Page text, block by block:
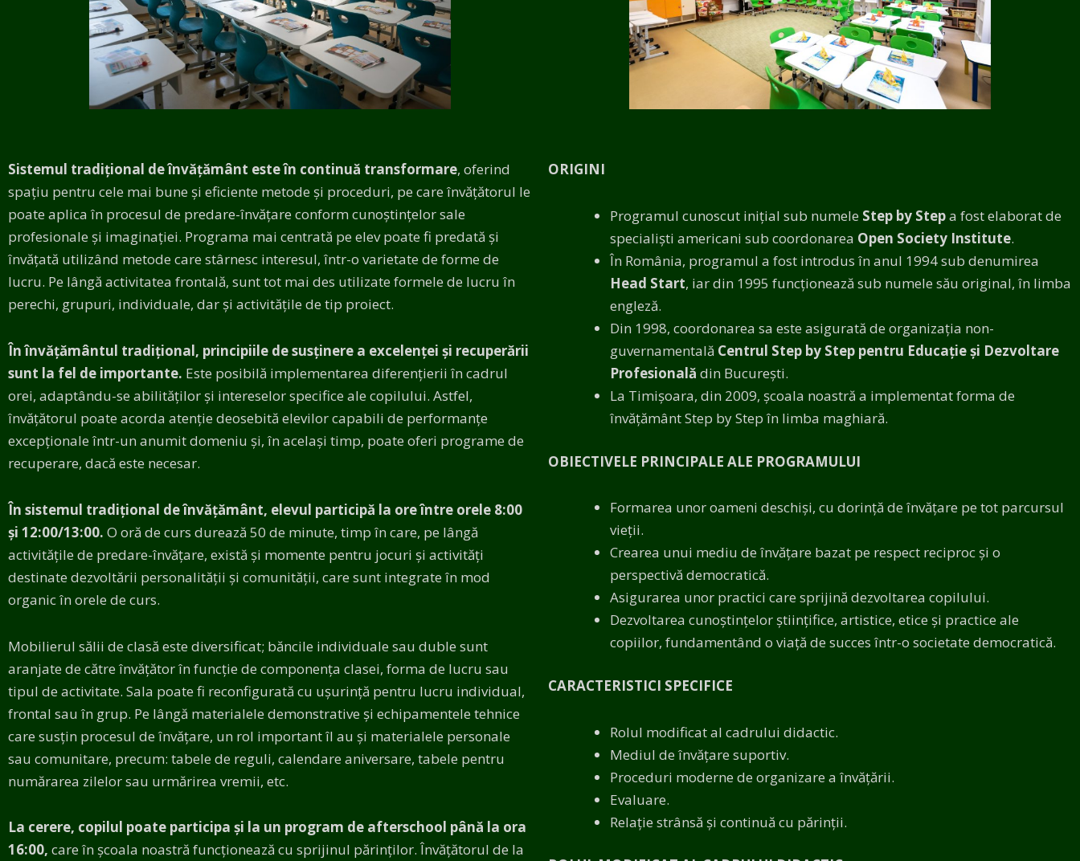
Sistemul tradițional de învățământ este în continuă transformare, oferind
spațiu pentru cele mai bune și eficiente metode și proceduri, pe care învățătorul le
poate aplica în procesul de predare-învățare conform cunoștințelor sale
profesionale și imaginației. Programa mai centrată pe elev poate fi predată și
învățată utilizând metode care stârnesc interesul, într-o varietate de forme de
lucru. Pe lângă activitatea frontală, sunt tot mai des utilizate formele de lucru în
perechi, grupuri, individuale, dar și activitățile de tip proiect.
În învățământul tradițional, principiile de susținere a excelenței și recuperării
sunt la fel de importante. Este posibilă implementarea diferențierii în cadrul
orei, adaptându-se abilităților și intereselor specifice ale copilului. Astfel,
învățătorul poate acorda atenție deosebită elevilor capabili de performanțe
excepționale într-un anumit domeniu și, în același timp, poate oferi programe de
recuperare, dacă este necesar.
În sistemul tradițional de învățământ, elevul participă la ore între orele 8:00
și 12:00/13:00. O oră de curs durează 50 de minute, timp în care, pe lângă
activitățile de predare-învățare, există și momente pentru jocuri și activități
destinate dezvoltării personalității și comunității, care sunt integrate în mod
organic în orele de curs.
Mobilierul sălii de clasă este diversificat; băncile individuale sau duble sunt
aranjate de către învățător în funcție de componența clasei, forma de lucru sau
tipul de activitate. Sala poate fi reconfigurată cu ușurință pentru lucru individual,
frontal sau în grup. Pe lângă materialele demonstrative și echipamentele tehnice
care susțin procesul de învățare, un rol important îl au și materialele personale
sau comunitare, precum: tabele de reguli, calendare aniversare, tabele pentru
numărarea zilelor sau urmărirea vremii, etc.
La cerere, copilul poate participa și la un program de afterschool până la ora
16:00, care în școala noastră funcționează cu sprijinul părinților. Învățătorul de la
ORIGINI
Programul cunoscut inițial sub numele Step by Stepa fost elaborat de
specialiști americani sub coordonarea Open Society Institute.
În România, programul a fost introdus în anul 1994 sub denumirea
Head Start, iar din 1995 funcționează sub numele său original, în limba
engleză.
Din 1998, coordonarea sa este asigurată de organizația non-
guvernamentală Centrul Step by Step pentru Educație și Dezvoltare
Profesională din București.
La Timișoara, din 2009, școala noastră a implementat forma de
învățământ Step by Step în limba maghiară.
OBIECTIVELE PRINCIPALE ALE PROGRAMULUI
Formarea unor oameni deschiși, cu dorință de învățare pe tot parcursul
vieții.
Crearea unui mediu de învățare bazat pe respect reciproc și o
perspectivă democratică.
Asigurarea unor practici care sprijină dezvoltarea copilului.
Dezvoltarea cunoștințelor științifice, artistice, etice și practice ale
copiilor, fundamentând o viață de succes într-o societate democratică.
CARACTERISTICI SPECIFICE
Rolul modificat al cadrului didactic.
Mediul de învățare suportiv.
Proceduri moderne de organizare a învățării.
Evaluare.
Relație strânsă și continuă cu părinții.